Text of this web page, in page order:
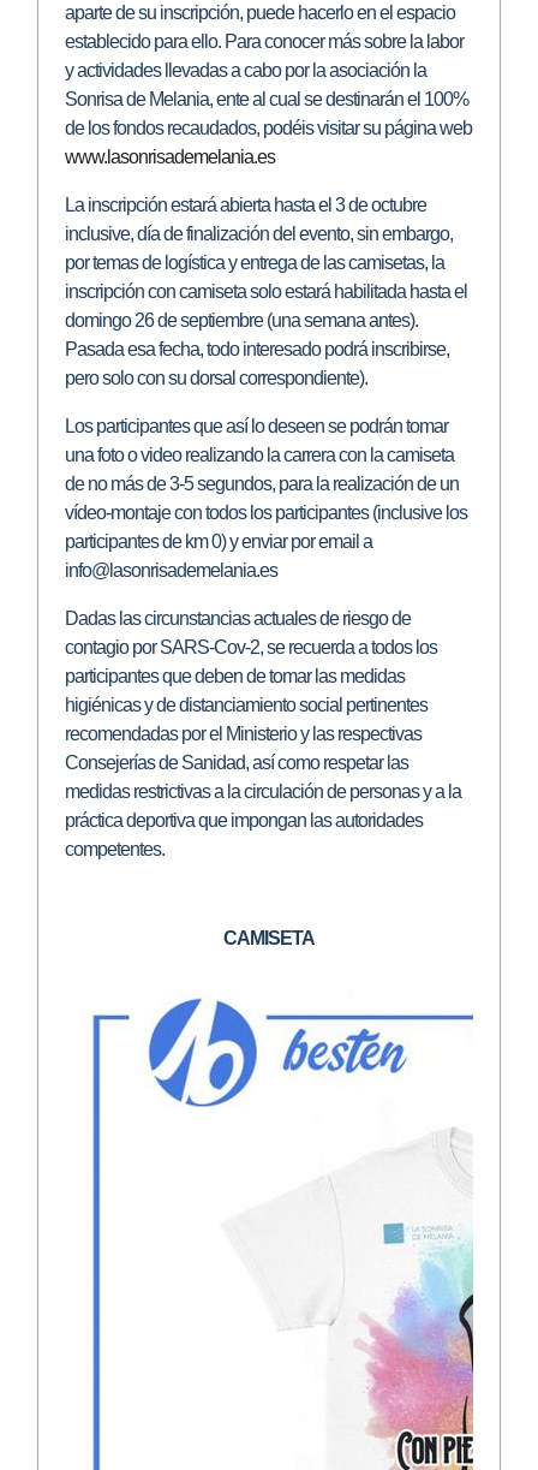
aparte de su inscripción, puede hacerlo en el espacio
establecido para ello. Para conocer más sobre la labor
y actividades llevadas a cabo por la asociación la
Sonrisa de Melania, ente al cual se destinarán el 100%
de los fondos recaudados, podéis visitar su página web
www.lasonrisademelania.es
La inscripción estará abierta hasta el 3 de octubre
inclusive, día de finalización del evento, sin embargo,
por temas de logística y entrega de las camisetas, la
inscripción con camiseta solo estará habilitada hasta el
domingo 26 de septiembre (una semana antes).
Pasada esa fecha, todo interesado podrá inscribirse,
pero solo con su dorsal correspondiente).
Los participantes que así lo deseen se podrán tomar
una foto o video realizando la carrera con la camiseta
de no más de 3-5 segundos, para la realización de un
vídeo-montaje con todos los participantes (inclusive los
participantes de km 0) y enviar por email a
info@lasonrisademelania.es
Dadas las circunstancias actuales de riesgo de
contagio por SARS-Cov-2, se recuerda a todos los
participantes que deben de tomar las medidas
higiénicas y de distanciamiento social pertinentes
recomendadas por el Ministerio y las respectivas
Consejerías de Sanidad, así como respetar las
medidas restrictivas a la circulación de personas y a la
práctica deportiva que impongan las autoridades
competentes.
CAMISETA